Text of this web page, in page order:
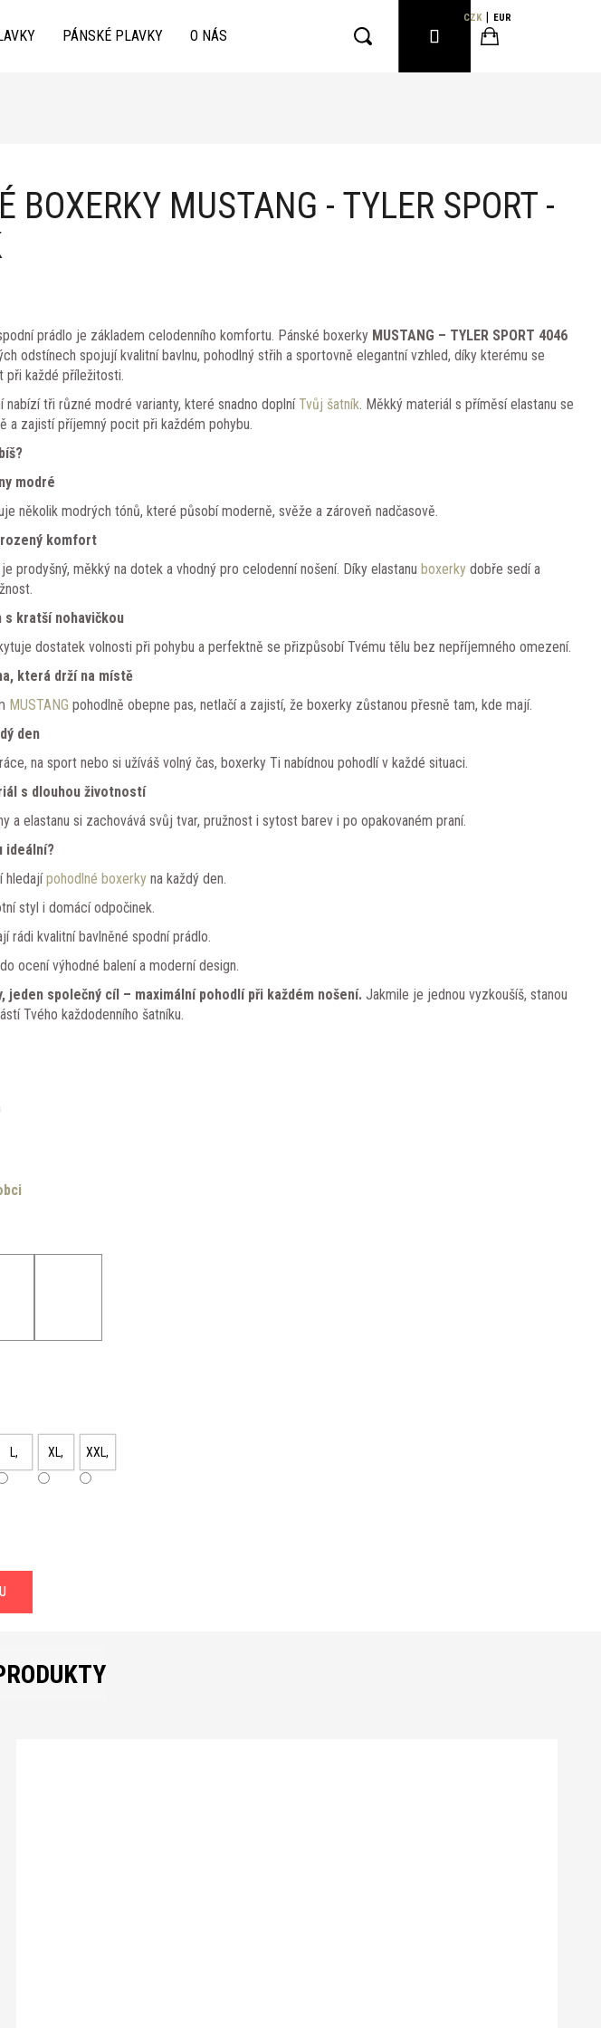
PÁNSKÉ PLAVKY O NÁS
CZK EUR
PŘIHLÁŠENÍ
BOXERKY MUSTANG - TYLER SPORT -
L, XL, XXL,
prádlo je základem celodenního komfortu. Pánské boxerkyMUSTANG – TYLER SPORT 4046
odstínech spojují kvalitní bavlnu, pohodlný střih a sportovně elegantní vzhled, díky kterému se
při každé příležitosti.
nabízí tři různé modré varianty, které snadno doplníTvůj šatník . Měkký materiál s příměsí elastanu se
a zajistí příjemný pocit při každém pohybu.
modré
několik modrých tónů, které působí moderně, svěže a zároveň nadčasově.
komfort
prodyšný, měkký na dotek a vhodný pro celodenní nošení. Díky elastanu boxerky dobře sedí a
s kratší nohavičkou
dostatek volnosti při pohybu a perfektně se přizpůsobí Tvému tělu bez nepříjemného omezení.
která drží na místě
MUSTANG pohodlně obepne pas, netlačí a zajistí, že boxerky zůstanou přesně tam, kde mají.
den
na sport nebo si užíváš volný čas, boxerky Ti nabídnou pohodlí v každé situaci.
s dlouhou životností
a elastanu si zachovává svůj tvar, pružnost i sytost barev i po opakovaném praní.
ideální?
hledajípohodlné boxerkyna každý den.
styl i domácí odpočinek.
kvalitní bavlněné spodní prádlo.
ocení výhodné balení a moderní design.
jeden společný cíl – maximální pohodlí při každém nošení.Jakmile je jednou vyzkoušíš, stanou
Tvého každodenního šatníku.